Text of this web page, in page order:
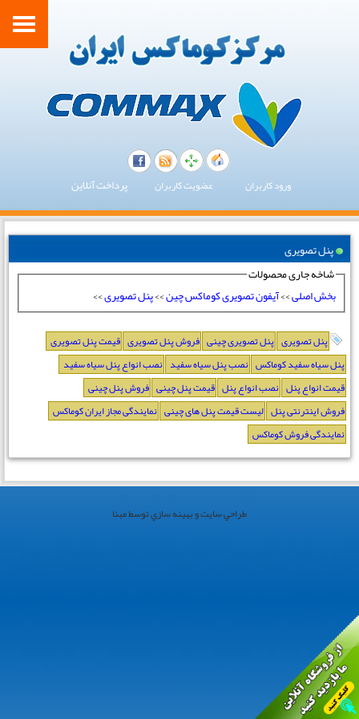
ورود کاربران عضویت کاربران پرداخت آنلاین
پنل تصویری
شاخه جاری محصولات
بخش اصلی
آیفون تصویری کوماکس چین>>پنل تصویری>>
پنل تصویری پنل تصویری چینی فروش پنل تصویری قیمت پنل تصویری
پنل سیاه سفید کوماکس نصب پنل سیاه سفید نصب انواع پنل سیاه سفید
قیمت انواع پنل نصب انواع پنل قیمت پنل چینی فروش پنل چینی
فروش اینترنتی پنل لیست قیمت پنل های چینی نمایندگی مجاز ایران کوماکس
نمایندگی فروش کوماکس
طراحي سايت و بهينه سازي توسط مبنا